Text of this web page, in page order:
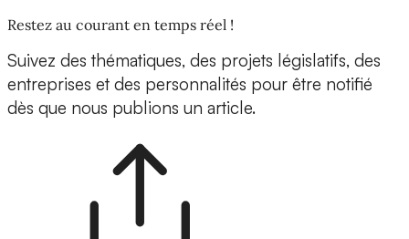
Restez au courant en temps réel !
Suivez des thématiques, des projets législatifs, des
entreprises et des personnalités pour être notifié
dès que nous publions un article.